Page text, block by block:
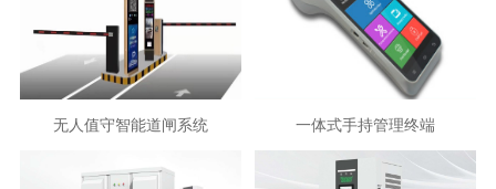
无人值守智能道闸系统 一体式手持管理终端